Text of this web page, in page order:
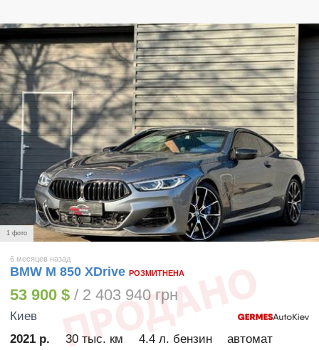
1 фото
6 месяцев назад
BMW M 850 XDrive РОЗМИТНЕНА
53 900 $ / 2 403 940 грн
Киев
2021 р.
30 тыс. км 4.4 л. бензин автомат